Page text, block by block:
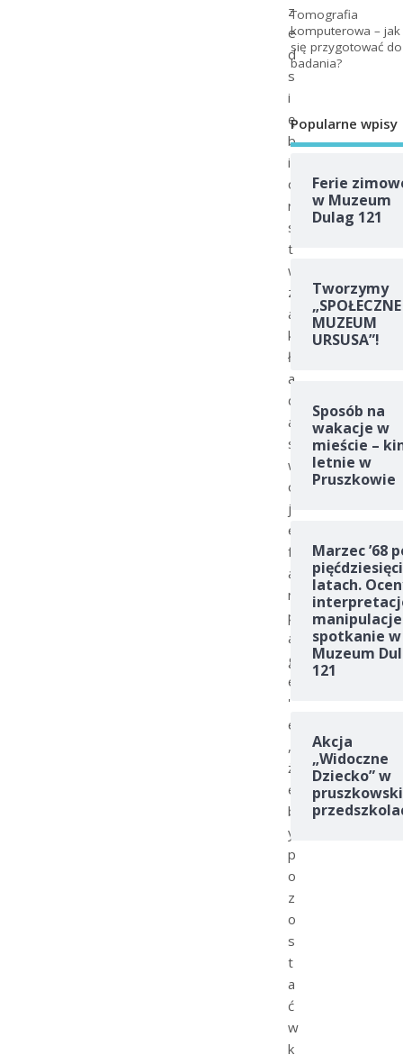
z
e
d
s
i
ę
b
i
o
r
s
t
w
z
a
k
ł
a
d
a
s
w
o
j
e
f
a
n
p
a
g
e
'
e
,
ż
e
b
y
p
o
z
o
s
t
a
ć
w
k
Tomografia
komputerowa – jak
się przygotować do
badania?
Popularne wpisy
Ferie
w Muzeum
Dulag 121
Tworzymy
„SPOŁECZNE
MUZEUM
URSUSA”!
Sposób na
wakacje w
mieście –
letnie w
Pruszkowie
Marzec ’68
latach.
spotkanie w
Muzeum
121
Akcja
„Widoczne
Dziecko” w